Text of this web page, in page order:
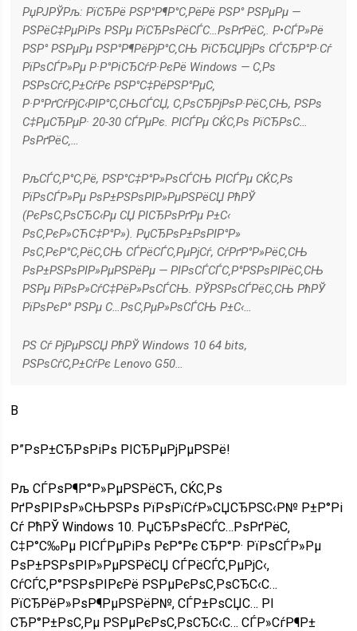
РџРЈРЎРљ: РїСЂРё РЅР°Р¶Р°С‚РёРё РЅР° РЅРµРµ —
РЅРёС‡РµРіРѕ РЅРµ РїСЂРѕРёСЃС…РѕРґРёС‚. Р•СЃР»Рё
РЅР° РЅРµРµ РЅР°Р¶РёРјР°С‚СЊ РїСЂСЏРјРѕ СЃСЂР°Р·Сѓ
РїРѕСЃР»Рµ Р·Р°РіСЂСѓР·РєРё Windows — С‚Рѕ
РЅРѕСѓС‚Р±СѓРє РЅР°С‡РёРЅР°РµС‚
Р·Р°РґСѓРјС‹РІР°С‚СЊСЃСЏ, С‚РѕСЂРјРѕР·РёС‚СЊ, РЅРѕ
С‡РµСЂРµР· 20-30 СЃРµРє. РІСЃРµ СЌС‚Рѕ РїСЂРѕС…
РѕРґРёС‚…
РљСЃС‚Р°С‚Рё, РЅР°С‡Р°Р»РѕСЃСЊ РІСЃРµ СЌС‚Рѕ
РїРѕСЃР»Рµ РѕР±РЅРѕРІР»РµРЅРёСЏ РћРЎ
(РєРѕС‚РѕСЂС‹Рµ СЏ РІСЂРѕРґРµ Р±С‹
РѕС‚РєР»СЋС‡Р°Р»). РџСЂРѕР±РѕРІР°Р»
РѕС‚РєР°С‚РёС‚СЊ СЃРёСЃС‚РµРјСѓ, СѓРґР°Р»РёС‚СЊ
РѕР±РЅРѕРІР»РµРЅРёРµ — РІРѕСЃСЃС‚Р°РЅРѕРІРёС‚СЊ
РЅРµ РїРѕР»СѓС‡РёР»РѕСЃСЊ. РЎРЅРѕСЃРёС‚СЊ РћРЎ
РїРѕРєР° РЅРµ С…РѕС‚РµР»РѕСЃСЊ Р±С‹…
PS Сѓ РјРµРЅСЏ РћРЎ Windows 10 64 bits,
РЅРѕСѓС‚Р±СѓРє Lenovo G50…
В
Р”РѕР±СЂРѕРіРѕ РІСЂРµРјРµРЅРё!
Рљ СЃРѕР¶Р°Р»РµРЅРёСЋ, СЌС‚Рѕ
РґРѕРІРѕР»СЊРЅРѕ РїРѕРїСѓР»СЏСЂРЅС‹Р№ Р±Р°Рі
Сѓ РћРЎ Windows 10. РџСЂРѕРёСЃС…РѕРґРёС‚
С‡Р°С‰Рµ РІСЃРµРіРѕ РєР°Рє СЂР°Р· РїРѕСЃР»Рµ
РѕР±РЅРѕРІР»РµРЅРёСЏ СЃРёСЃС‚РµРјС‹,
СѓСЃС‚Р°РЅРѕРІРєРё РЅРµРєРѕС‚РѕСЂС‹С…
РїСЂРёР»РѕР¶РµРЅРёР№, СЃР±РѕСЏС… РІ
СЂР°Р±РѕС‚Рµ РЅРµРєРѕС‚РѕСЂС‹С… СЃР»СѓР¶Р±